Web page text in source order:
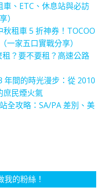
、ETC、休息站與必訪
）
租車 5 折神券！TOCOO
一家五口實戰分享）
？要不要租？高速公路
年間的時光漫步：從 2010
庶民煙火氣
全攻略：SA/PA 差別、美
的粉絲！